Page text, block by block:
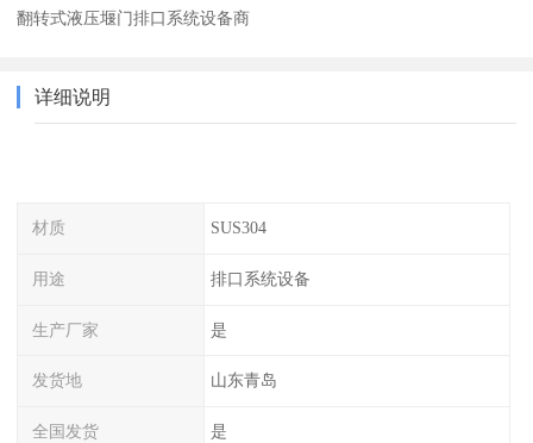
翻转式液压堰门排口系统设备商
详细说明
材质 SUS304
用途 排口系统设备
生产厂家 是
发货地 山东青岛
全国发货 是